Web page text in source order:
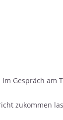
Gespräch
zukommen